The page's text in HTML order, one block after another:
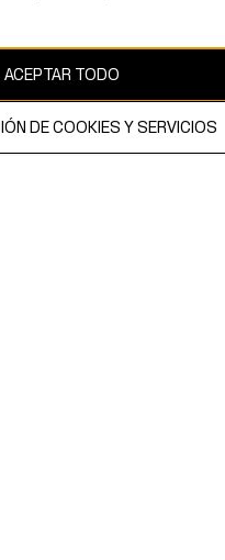
por copyright y es
ACEPTAR TODO
DE COOKIES Y SERVICIOS